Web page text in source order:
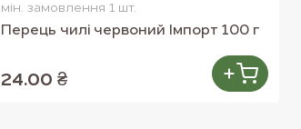
мін. замовлення 1 шт.
Перець чилі червоний Імпорт 100 г
24.00 ₴